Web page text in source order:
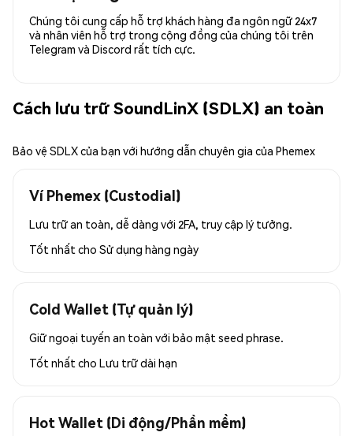
Chúng tôi cung cấp hỗ trợ khách hàng đa ngôn ngữ 24x7
và nhân viên hỗ trợ trong cộng đồng của chúng tôi trên
Telegram và Discord rất tích cực.
Cách lưu trữ SoundLinX (SDLX) an toàn
Bảo vệ SDLX của bạn với hướng dẫn chuyên gia của Phemex
Ví Phemex (Custodial)
Lưu trữ an toàn, dễ dàng với 2FA, truy cập lý tưởng.
Tốt nhất cho Sử dụng hàng ngày
Cold Wallet (Tự quản lý)
Giữ ngoại tuyến an toàn với bảo mật seed phrase.
Tốt nhất cho Lưu trữ dài hạn
Hot Wallet (Di động/Phần mềm)